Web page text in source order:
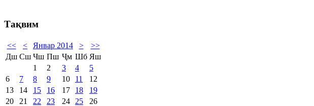
Тақвим
<< < Январ 2014 >
>>
Дш Сш Чш Пш Ҷм Шб Яш
1
2 3 4
5
6
7 8 9 10 11
12
13
14 15 16 17 18
19
20
21 22 23 24 25
26